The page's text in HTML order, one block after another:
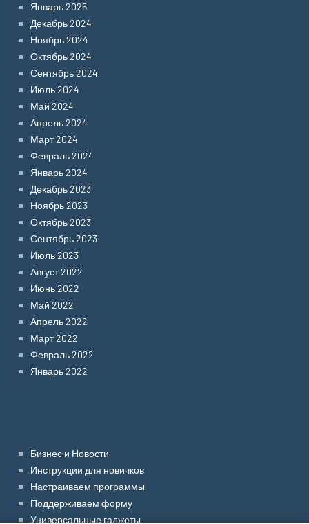
Январь 2025
Декабрь 2024
Ноябрь 2024
Октябрь 2024
Сентябрь 2024
Июль 2024
Май 2024
Апрель 2024
Март 2024
Февраль 2024
Январь 2024
Декабрь 2023
Ноябрь 2023
Октябрь 2023
Сентябрь 2023
Июль 2023
Август 2022
Июнь 2022
Май 2022
Апрель 2022
Март 2022
Февраль 2022
Январь 2022
Бизнес и Новости
Инструкции для новичков
Настраиваем программы
Поддерживаем форму
Универсальные гаджеты